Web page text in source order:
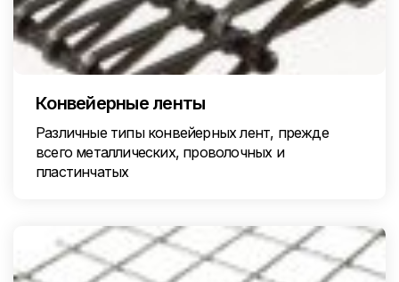
Конвейерные ленты
Различные типы конвейерных лент, прежде
всего металлических, проволочных и
пластинчатых